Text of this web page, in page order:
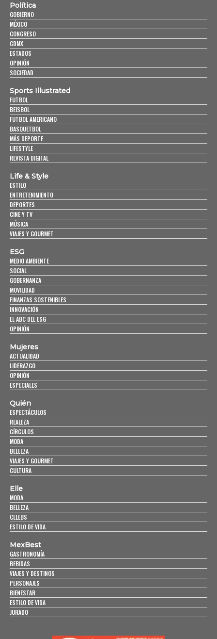
Política
GOBIERNO
MÉXICO
CONGRESO
CDMX
ESTADOS
OPINIÓN
SOCIEDAD
Sports Illustrated
FUTBOL
BEISBOL
FUTBOL AMERICANO
BASQUETBOL
MÁS DEPORTE
LIFESTYLE
REVISTA DIGITAL
Life & Style
ESTILO
ENTRETENIMIENTO
DEPORTES
CINE Y TV
MÚSICA
VIAJES Y GOURMET
ESG
MEDIO AMBIENTE
SOCIAL
GOBERNANZA
MOVILIDAD
FINANZAS SOSTENIBLES
INNOVACIÓN
EL ABC DEL ESG
OPINIÓN
Mujeres
ACTUALIDAD
LIDERAZGO
OPINIÓN
ESPECIALES
Quién
ESPECTÁCULOS
REALEZA
CÍRCULOS
MODA
BELLEZA
VIAJES Y GOURMET
CULTURA
Elle
MODA
BELLEZA
CELEBS
ESTILO DE VIDA
MexBest
GASTRONOMÍA
BEBIDAS
VIAJES Y DESTINOS
PERSONAJES
BIENESTAR
ESTILO DE VIDA
JURADO